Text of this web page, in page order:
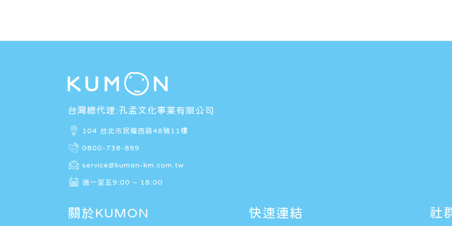
台灣總代理:孔孟文化事業有限公司
104 台北市民權西路48號11樓
0800-738-899
service@kumon-km.com.tw
週一至五9:00 ~ 18:00
關於KUMON 快速連結 社